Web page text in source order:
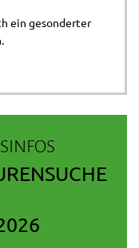
ein gesonderter